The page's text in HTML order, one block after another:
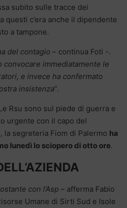
subito sulle tracce dei
questi c’era anche il dipendente
a tampone.
del contagio – continua Foti -.
convocare immediatamente le
e invece ha confermato
insistenza“.
Rsu sono sul piede di guerra e
urgente con il capo del
la segreteria Fiom di Palermo ha
lunedì lo sciopero di otto ore.
con l’Asp – afferma Fabio
Umane di Sirti Sud e Isole